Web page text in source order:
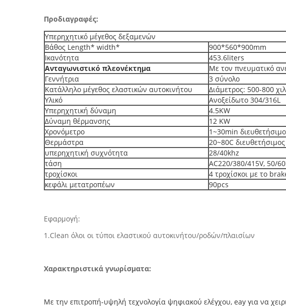
Προδιαγραφές:
Υπερηχητικό μέγεθος δεξαμενών
Βάθος Length* width*
900*560*900mm
Ικανότητα
453.6liters
Ανταγωνιστικό πλεονέκτημα
Με τον πνευματικό
Γεννήτρια
3 σύνολο
Κατάλληλο μέγεθος ελαστικών αυτοκινήτου
Διάμετρος: 500-800
Υλικό
Ανοξείδωτο 304/316L
Υπερηχητική δύναμη
4.5KW
Δύναμη θέρμανσης
12 KW
Χρονόμετρο
1~30min
Θερμάστρα
20~80C διευθετήσιμος
υπερηχητική συχνότητα
28/40khz
τάση
AC220/380/415V, 50/
τροχίσκοι
4 τροχίσκοι με το
κεφάλι μετατροπέων
90pcs
Εφαρμογή:
1.Clean όλοι οι τύποι ελαστικού αυτοκινήτου/ροδών/πλαισίων
Χαρακτηριστικά γνωρίσματα:
Με την επιτροπή-υψηλή τεχνολογία ψηφιακού ελέγχου, eay για να